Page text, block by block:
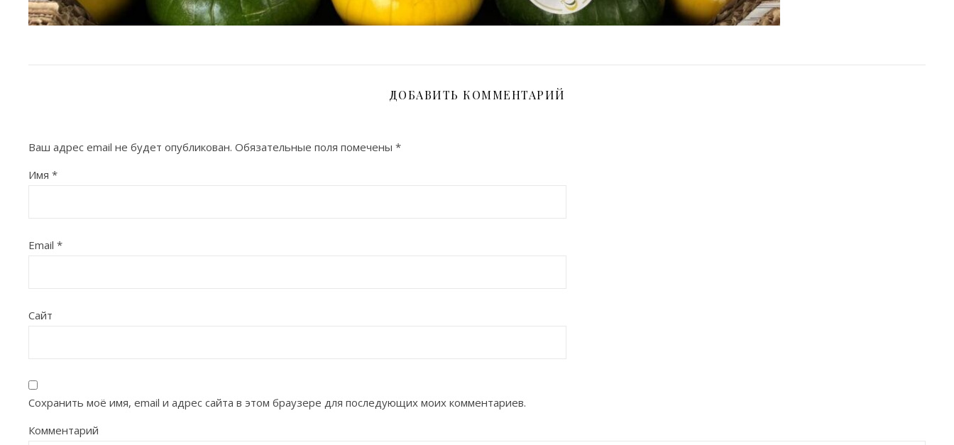
ДОБАВИТЬ КОММЕНТАРИЙ
Ваш адрес email не будет опубликован. Обязательные поля помечены *
Имя *
Email *
Сайт
Сохранить моё имя, email и адрес сайта в этом браузере для последующих моих комментариев.
Комментарий